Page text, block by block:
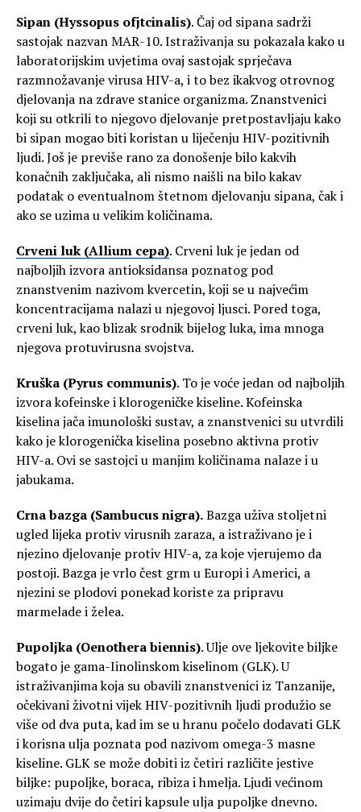
Sipan (Hyssopus ofjtcinalis). Čaj od sipana sadrži
sastojak nazvan MAR-10. Istraživanja su pokazala kako u
laboratorijskim uvjetima ovaj sastojak sprječava
razmnožavanje virusa HIV-a, i to bez ikakvog otrovnog
djelovanja na zdrave stanice organizma. Znanstvenici
koji su otkrili to njegovo djelovanje pretpostavljaju kako
bi sipan mogao biti koristan u liječenju HIV-pozitivnih
ljudi. Još je previše rano za donošenje bilo kakvih
konačnih zaključaka, ali nismo naišli na bilo kakav
podatak o eventualnom štetnom djelovanju sipana, čak i
ako se uzima u velikim količinama.
Crveni luk (Allium cepa). Crveni luk je jedan od
najboljih izvora antioksidansa poznatog pod
znanstvenim nazivom kvercetin, koji se u najvećim
koncentracijama nalazi u njegovoj ljusci. Pored toga,
crveni luk, kao blizak srodnik bijelog luka, ima mnoga
njegova protuvirusna svojstva.
Kruška (Pyrus communis). To je voće jedan od najboljih
izvora kofeinske i klorogeničke kiseline. Kofeinska
kiselina jača imunološki sustav, a znanstvenici su utvrdili
kako je klorogenička kiselina posebno aktivna protiv
HIV-a. Ovi se sastojci u manjim količinama nalaze i u
jabukama.
Crna bazga (Sambucus nigra).Bazga uživa stoljetni
ugled lijeka protiv virusnih zaraza, a istraživano je i
njezino djelovanje protiv HIV-a, za koje vjerujemo da
postoji. Bazga je vrlo čest grm u Europi i Americi, a
njezini se plodovi ponekad koriste za pripravu
marmelade i želea.
Pupoljka (Oenothera biennis). Ulje ove ljekovite biljke
bogato je gama-Iinolinskom kiselinom (GLK). U
istraživanjima koja su obavili znanstvenici iz Tanzanije,
očekivani životni vijek HIV-pozitivnih ljudi produžio se
više od dva puta, kad im se u hranu počelo dodavati GLK
i korisna ulja poznata pod nazivom omega-3 masne
kiseline. GLK se može dobiti iz četiri različite jestive
biljke: pupoljke, boraca, ribiza i hmelja. Ljudi većinom
uzimaju dvije do četiri kapsule ulja pupoljke dnevno.